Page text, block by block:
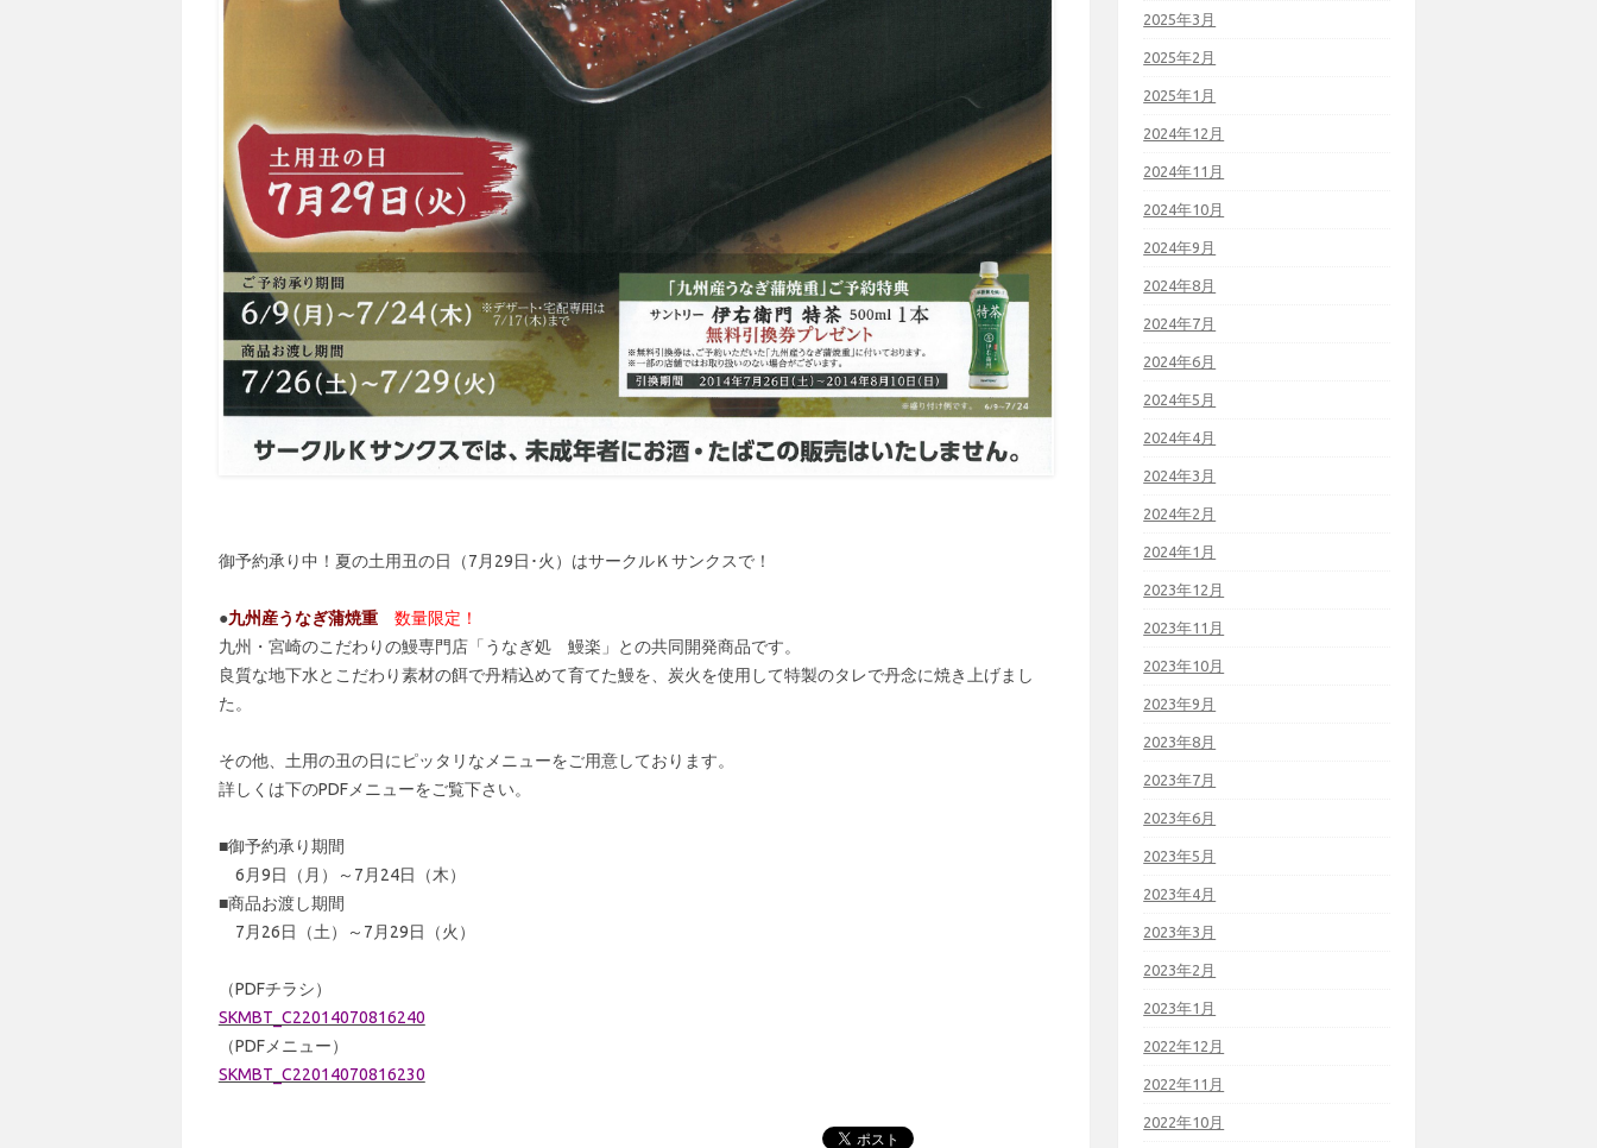
御予約承り中！夏の土用丑の日（7月29日･火）はサークルＫサンクスで！
●九州産うなぎ蒲焼重
数量限定！
九州・宮崎のこだわりの鰻専門店「うなぎ処 鰻楽」との共同開発商品です。
良質な地下水とこだわり素材の餌で丹精込めて育てた鰻を、炭火を使用して特製のタレで丹念に焼き上げまし
た。
その他、土用の丑の日にピッタリなメニューをご用意しております。
詳しくは下のPDFメニューをご覧下さい。
■御予約承り期間
6月9日（月）～7月24日（木）
■商品お渡し期間
7月26日（土）～7月29日（火）
（PDFチラシ）
SKMBT_C22014070816240
（PDFメニュー）
SKMBT_C22014070816230
2025年3月
2025年2月
2025年1月
2024年12月
2024年11月
2024年10月
2024年9月
2024年8月
2024年7月
2024年6月
2024年5月
2024年4月
2024年3月
2024年2月
2024年1月
2023年12月
2023年11月
2023年10月
2023年9月
2023年8月
2023年7月
2023年6月
2023年5月
2023年4月
2023年3月
2023年2月
2023年1月
2022年12月
2022年11月
2022年10月